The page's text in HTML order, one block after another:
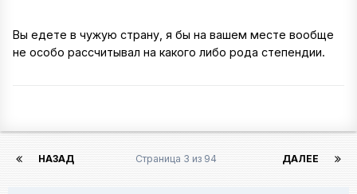
Вы едете в чужую страну, я бы на вашем месте вообще
не особо рассчитывал на какого либо рода степендии.
НАЗАД ДАЛЕЕ
Страница 3 из 94